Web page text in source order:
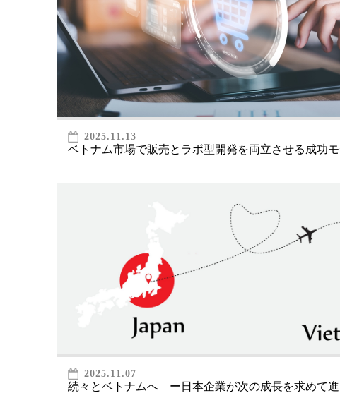
2025.11.13
ベトナム市場で販売とラボ型開発を両立させる成功
2025.11.07
続々とベトナムへ ー日本企業が次の成長を求めて